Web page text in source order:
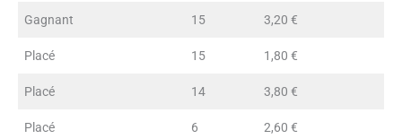
Gagnant 15 3,20 €
Placé 15 1,80 €
Placé 14 3,80 €
Placé 6 2,60 €